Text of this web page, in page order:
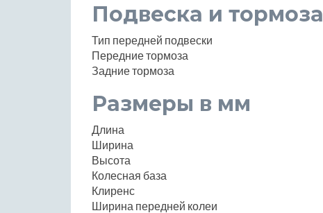
Подвеска и тормоза
Тип передней подвески
Передние тормоза
Задние тормоза
Размеры в мм
Длина
Ширина
Высота
Колесная база
Клиренс
Ширина передней колеи